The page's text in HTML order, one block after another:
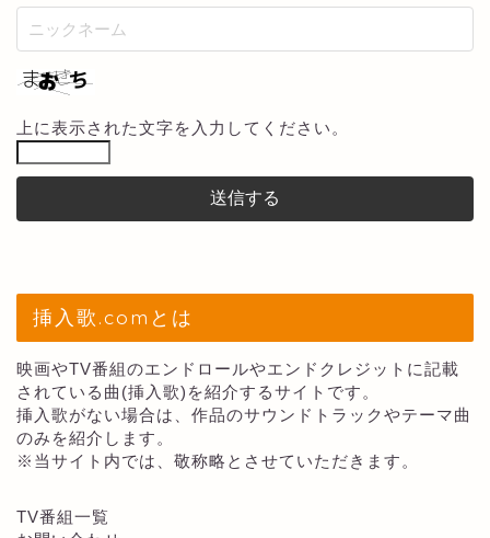
上に表示された文字を入力してください。
挿入歌.comとは
映画やTV番組のエンドロールやエンドクレジットに記載
されている曲(挿入歌)を紹介するサイトです。
挿入歌がない場合は、作品のサウンドトラックやテーマ曲
のみを紹介します。
※当サイト内では、敬称略とさせていただきます。
TV番組一覧